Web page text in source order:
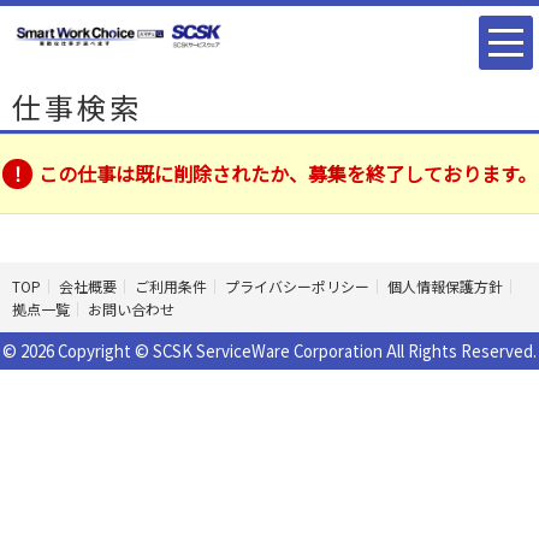
仕事検索
この仕事は既に削除されたか、募集を終了しております。
TOP 会社概要 ご利用条件 プライバシーポリシー
個人情報保護方針
拠点一覧
お問い合わせ
© 2026 Copyright © SCSK ServiceWare Corporation All Rights Reserved.